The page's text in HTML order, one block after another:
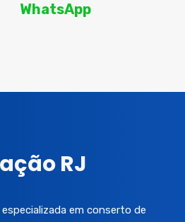
WhatsApp
RJ
em conserto de